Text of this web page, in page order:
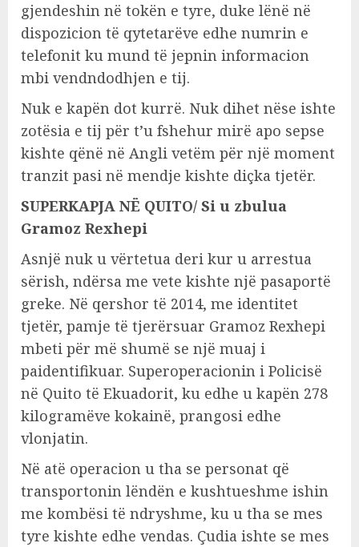
gjendeshin në tokën e tyre, duke lënë në
dispozicion të qytetarëve edhe numrin e
telefonit ku mund të jepnin informacion
mbi vendndodhjen e tij.
Nuk e kapën dot kurrë. Nuk dihet nëse ishte
zotësia e tij për t’u fshehur mirë apo sepse
kishte qënë në Angli vetëm për një moment
tranzit pasi në mendje kishte diçka tjetër.
SUPERKAPJA NË QUITO/ Si u zbulua
Gramoz Rexhepi
Asnjë nuk u vërtetua deri kur u arrestua
sërish, ndërsa me vete kishte një pasaportë
greke. Në qershor të 2014, me identitet
tjetër, pamje të tjerërsuar Gramoz Rexhepi
mbeti për më shumë se një muaj i
paidentifikuar. Superoperacionin i Policisë
në Quito të Ekuadorit, ku edhe u kapën 278
kilogramëve kokainë, prangosi edhe
vlonjatin.
Në atë operacion u tha se personat që
transportonin lëndën e kushtueshme ishin
me kombësi të ndryshme, ku u tha se mes
tyre kishte edhe vendas. Çudia ishte se mes